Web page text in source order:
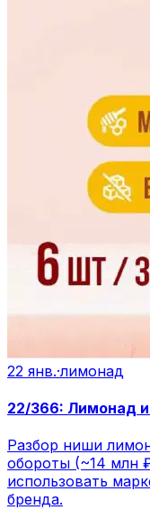
22 янв.·лимонад
22/366: Лимонад и
Разбор ниши
обороты (~14 млн
использовать
бренда.